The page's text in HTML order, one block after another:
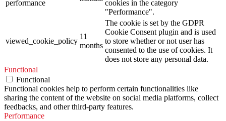
performance
cookies in the category
"Performance".
viewed_cookie_policy
11
months
The cookie is set by the GDPR
Cookie Consent plugin and is used
to store whether or not user has
consented to the use of cookies. It
does not store any personal data.
Functional
Functional
Functional cookies help to perform certain functionalities like
sharing the content of the website on social media platforms, collect
feedbacks, and other third-party features.
Performance